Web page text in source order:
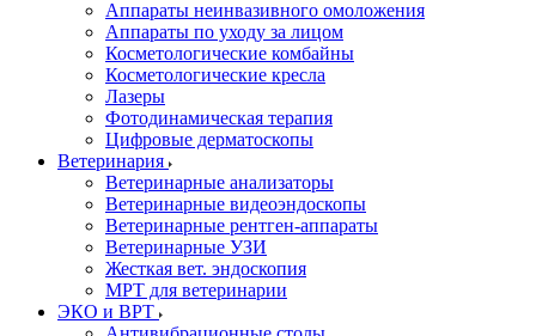
Аппараты неинвазивного омоложения
Аппараты по уходу за лицом
Косметологические комбайны
Косметологические кресла
Лазеры
Фотодинамическая терапия
Цифровые дерматоскопы
Ветеринария
Ветеринарные анализаторы
Ветеринарные видеоэндоскопы
Ветеринарные рентген-аппараты
Ветеринарные УЗИ
Жесткая вет. эндоскопия
МРТ для ветеринарии
ЭКО и ВРТ